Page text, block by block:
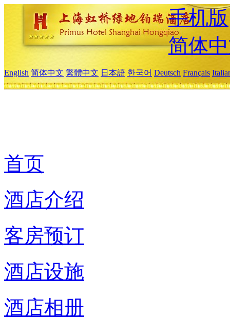
手机版
简体
English 简体中文 繁體中文 日本語 한국어 Deutsch Français
首页
酒店介绍
客房预订
酒店设施
酒店相册